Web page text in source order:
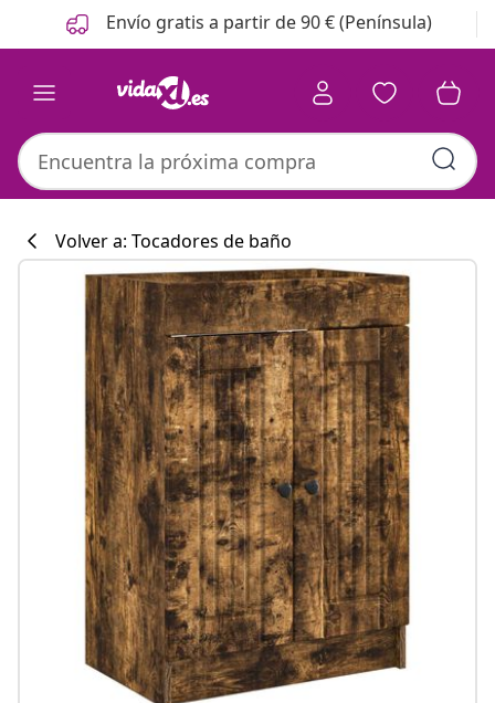
Anterior
Siguiente Envío gratis a partir de 90 € (Península)
#sharemevidaxl
Colección de
Volver a: Tocadores de baño